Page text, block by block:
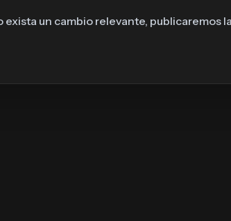
un cambio relevante, publicaremos